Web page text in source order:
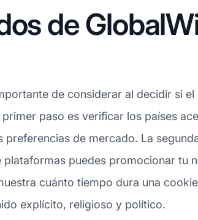
de
de considerar al decidir si
paso es verificar los países
de mercado. La
puedes promocionar tu
cuánto tiempo dura una
explícito, religioso y político.